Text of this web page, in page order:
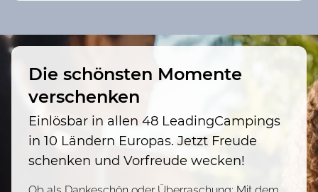
Die schönsten Momente
verschenken
Einlösbar in allen 48 LeadingCampings
in 10 Ländern Europas. Jetzt Freude
schenken und Vorfreude wecken!